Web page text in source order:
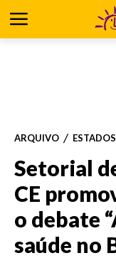
ARQUIVO ESTADOS
Setorial
CE
o debate
saúde no